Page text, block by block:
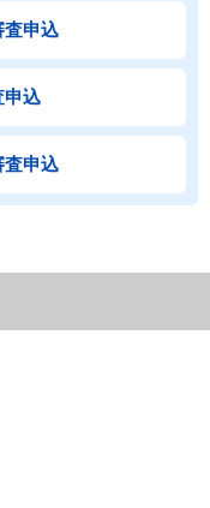
査申込
申込
査申込